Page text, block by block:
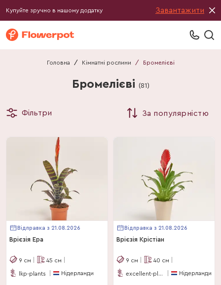
Купуйте зручно в нашому додатку Завантажити
Головна / Кімнатні рослини / Бромелієві
Бромелієві (81 )
Фільтри За популярністю
Відправка з 21.08.2026
Врієзія Ера
9 см 45 см
lkp-plants Нідерланди
Відправка з 21.08.2026
Врієзія Крістіан
9 см 40 см
excellent-plus Нідерланди